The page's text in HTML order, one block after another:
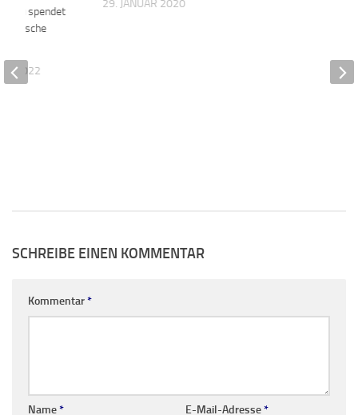
29. JANUAR 2020
spendet
2022
SCHREIBE EINEN KOMMENTAR
Kommentar*
Name* E-Mail-Adresse*